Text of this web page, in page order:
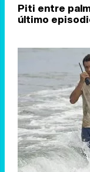
Piti entre
último